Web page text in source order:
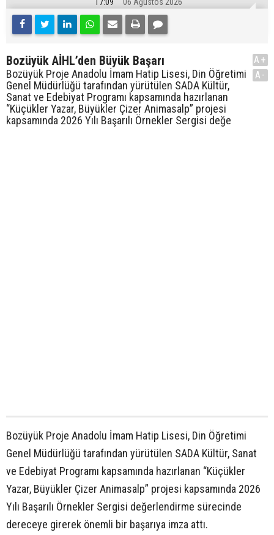
Bozüyük AİHL’den Büyük Başarı
Bozüyük Proje Anadolu İmam Hatip Lisesi, Din Öğretimi
Genel Müdürlüğü tarafından yürütülen SADA Kültür,
Sanat ve Edebiyat Programı kapsamında hazırlanan
“Küçükler Yazar, Büyükler Çizer Animasalp” projesi
kapsamında 2026 Yılı Başarılı Örnekler Sergisi değe
A+
A-
Bozüyük Proje Anadolu İmam Hatip Lisesi, Din Öğretimi
Genel Müdürlüğü tarafından yürütülen SADA Kültür, Sanat
ve Edebiyat Programı kapsamında hazırlanan “Küçükler
Yazar, Büyükler Çizer Animasalp” projesi kapsamında 2026
Yılı Başarılı Örnekler Sergisi değerlendirme sürecinde
dereceye girerek önemli bir başarıya imza attı.